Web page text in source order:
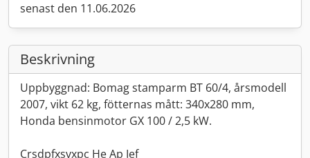
senast den 11.06.2026
Beskrivning
Uppbyggnad: Bomag stamparm BT 60/4, årsmodell
2007, vikt 62 kg, fötternas mått: 340x280 mm,
Honda bensinmotor GX 100 / 2,5 kW.
Crsdpfxsvxpc He Ap Ief